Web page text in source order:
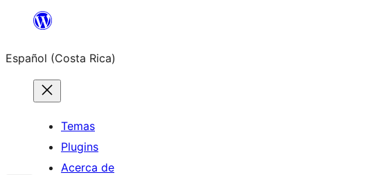
Saltar
contenido
Español (Costa Rica)
Temas
Plugins
Acerca de